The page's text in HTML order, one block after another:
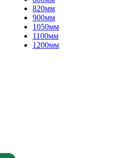
820мм
900мм
1050мм
1100мм
1200мм